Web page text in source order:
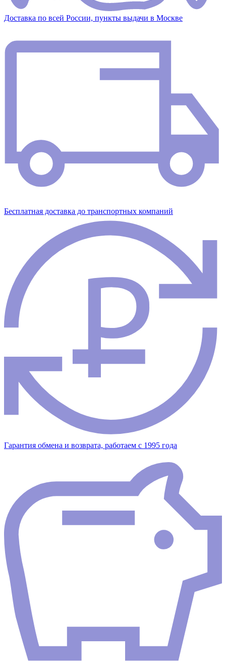
Доставка по всей России, пункты выдачи в Москве
Бесплатная доставка до транспортных компаний
Гарантия обмена и возврата, работаем с 1995 года